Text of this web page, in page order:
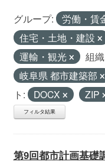
グループ:
労働・賃
住宅・土地・建設
運輸・観光
組
岐阜県 都市建築部
ト:
DOCX ZIP
フィルタ結果
第9回都市計画基礎